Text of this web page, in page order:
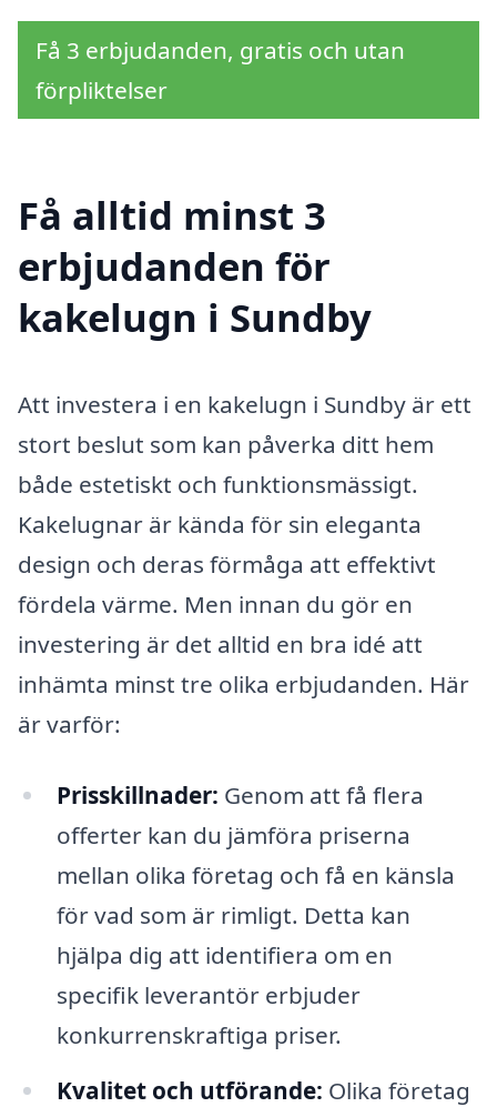
Få 3 erbjudanden, gratis och utan
förpliktelser
Få alltid minst 3
erbjudanden för
kakelugn i Sundby
Att investera i en kakelugn i Sundby är ett
stort beslut som kan påverka ditt hem
både estetiskt och funktionsmässigt.
Kakelugnar är kända för sin eleganta
design och deras förmåga att effektivt
fördela värme. Men innan du gör en
investering är det alltid en bra idé att
inhämta minst tre olika erbjudanden. Här
är varför:
Prisskillnader: Genom att få flera
offerter kan du jämföra priserna
mellan olika företag och få en känsla
för vad som är rimligt. Detta kan
hjälpa dig att identifiera om en
specifik leverantör erbjuder
konkurrenskraftiga priser.
Kvalitet och utförande: Olika företag